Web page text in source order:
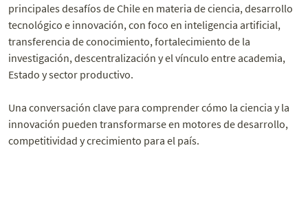
principales desafíos de Chile en materia de ciencia, desarrollo
tecnológico e innovación, con foco en inteligencia artificial,
transferencia de conocimiento, fortalecimiento de la
investigación, descentralización y el vínculo entre academia,
Estado y sector productivo.
Una conversación clave para comprender cómo la ciencia y la
innovación pueden transformarse en motores de desarrollo,
competitividad y crecimiento para el país.